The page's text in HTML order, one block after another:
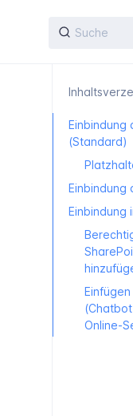
Einbindung
(Standard)
Einbindung
Einbindung
Online-